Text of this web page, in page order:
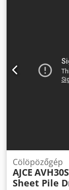
Cölöpözőgép
AJCE
Sheet Pile